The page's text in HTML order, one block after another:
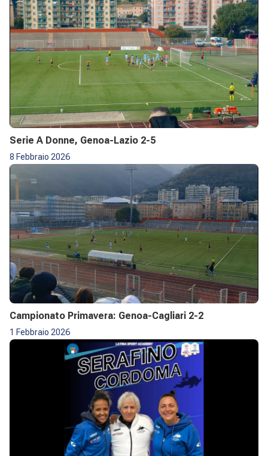
Serie A Donne, Genoa-Lazio 2-5
8 Febbraio 2026
Campionato Primavera: Genoa-Cagliari 2-2
1 Febbraio 2026